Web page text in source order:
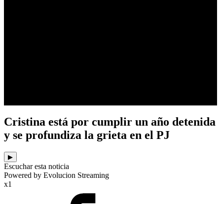
Cristina está por cumplir un año detenida
y se profundiza la grieta en el PJ
▶
Escuchar esta noticia
Powered by Evolucion Streaming
x1